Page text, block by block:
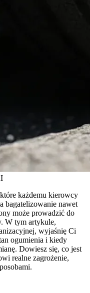
każdemu kierowcy
bagatelizowanie nawet
może prowadzić do
W tym artykule,
wyjaśnię Ci
ogumienia i kiedy
Dowiesz się, co jest
realne zagrożenie,